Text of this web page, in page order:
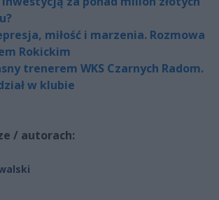
miłość i marzenia. Rozmowa
Rokickim
trenerem WKS Czarnych Radom.
w klubie
/ autorach: